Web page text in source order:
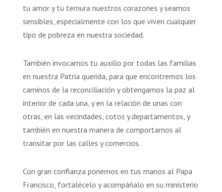
tu amor y tu ternura nuestros corazones y seamos
sensibles, especialmente con los que viven cualquier
tipo de pobreza en nuestra sociedad.
También invocamos tu auxilio por todas las familias
en nuestra Patria querida, para que encontremos los
caminos de la reconciliación y obtengamos la paz al
interior de cada una, y en la relación de unas con
otras, en las vecindades, cotos y departamentos, y
también en nuestra manera de comportarnos al
transitar por las calles y comercios.
Con gran confianza ponemos en tus manos al Papa
Francisco, fortalécelo y acompáñalo en su ministerio